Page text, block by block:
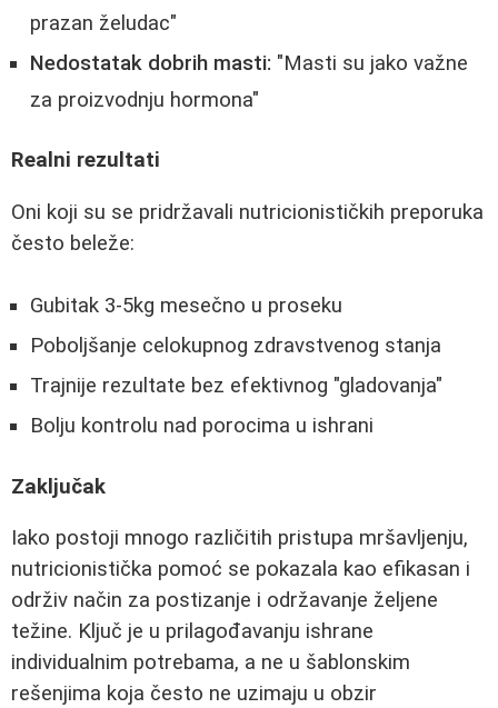
prazan želudac"
Nedostatak dobrih masti: "Masti su jako važne
za proizvodnju hormona"
Realni rezultati
Oni koji su se pridržavali nutricionističkih preporuka
često beleže:
Gubitak 3-5kg mesečno u proseku
Poboljšanje celokupnog zdravstvenog stanja
Trajnije rezultate bez efektivnog "gladovanja"
Bolju kontrolu nad porocima u ishrani
Zaključak
Iako postoji mnogo različitih pristupa mršavljenju,
nutricionistička pomoć se pokazala kao efikasan i
održiv način za postizanje i održavanje željene
težine. Ključ je u prilagođavanju ishrane
individualnim potrebama, a ne u šablonskim
rešenjima koja često ne uzimaju u obzir